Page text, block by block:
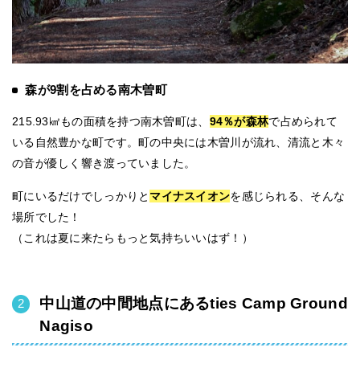
森が9割を占める南木曽町
215.93㎢もの面積を持つ南木曽町は、 94％が森林で占められて
いる自然豊かな町です。町の中央には木曽川が流れ、清流と木々
の音が優しく響き渡っていました。
町にいるだけでしっかりと マイナスイオンを感じられる、そんな
場所でした！
（これは夏に来たらもっと気持ちいいはず！）
中山道の中間地点にあるties Camp Ground
Nagiso